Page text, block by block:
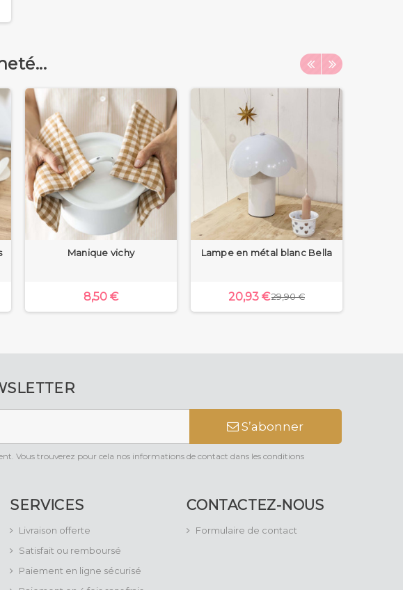
Manique vichy
8,50 €
Lampe en métal blanc Bella
20,93 €29,90 €
S’abonner
Vous trouverez pour cela nos informations de contact dans les conditions
SERVICES
Livraison offerte
Satisfait ou remboursé
Paiement en ligne sécurisé
CONTACTEZ-NOUS
Formulaire de contact